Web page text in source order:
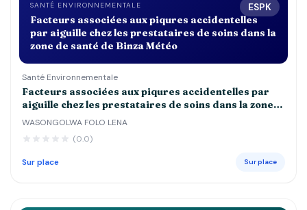
ESPK
SANTÉ ENVIRONNEMENTALE
Facteurs associées aux piqures accidentelles
par aiguille chez les prestataires de soins dans la
zone de santé de Binza Météo
Santé Environnementale
Facteurs associées aux piqures accidentelles par
aiguille chez les prestataires de soins dans la zone
de santé de Binza Météo
WASONGOLWA FOLO LENA
(0.0)
Sur place Sur place